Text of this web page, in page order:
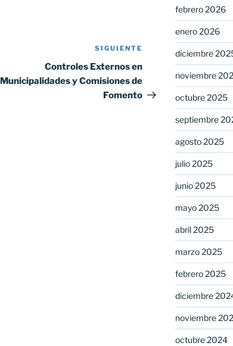
Siguiente
entrada
SIGUIENTE
Controles Externos en
Municipalidades y Comisiones de
Fomento
febrero 2026
enero 2026
diciembre
noviembre
octubre 2025
septiembre
agosto 2025
julio 2025
junio 2025
mayo 2025
abril 2025
marzo 2025
febrero 2025
diciembre
noviembre
octubre 2024